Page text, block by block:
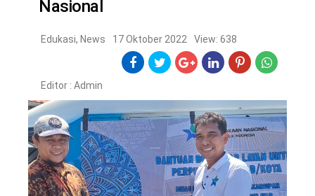
CHANEL
Nasional
Edukasi, News 17 Oktober 2022 View: 638
Editor : Admin